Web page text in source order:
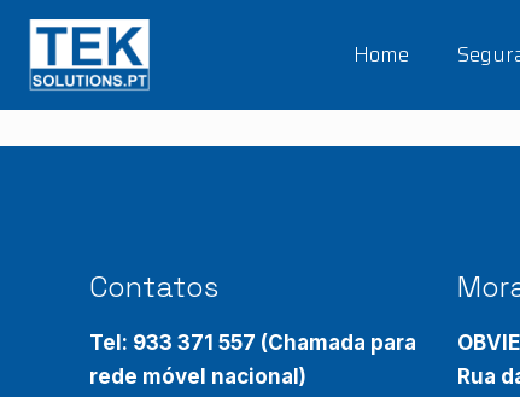
Home
Contatos
Tel: 933 371 557 (Chamada para
rede móvel nacional)
Rua